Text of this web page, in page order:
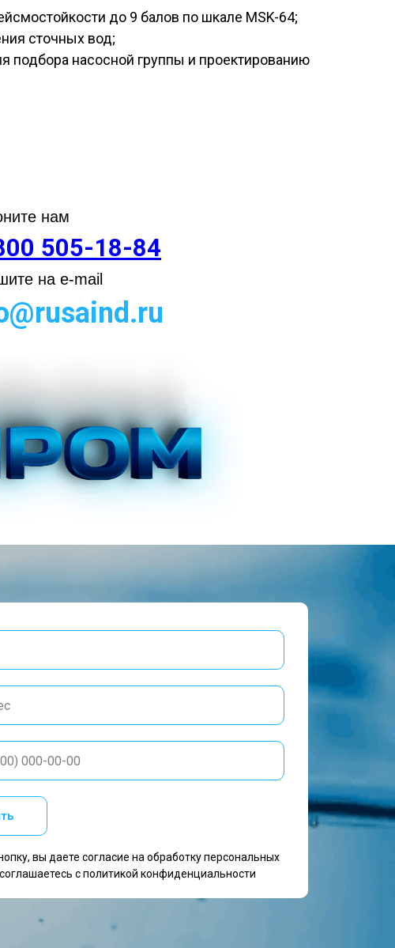
до 9 балов по шкале MSK-64;
сточных вод;
насосной группы и проектированию
нам
505-18-84
на e-mail
вы даете согласие на обработку персональных
c политикой конфиденциальности